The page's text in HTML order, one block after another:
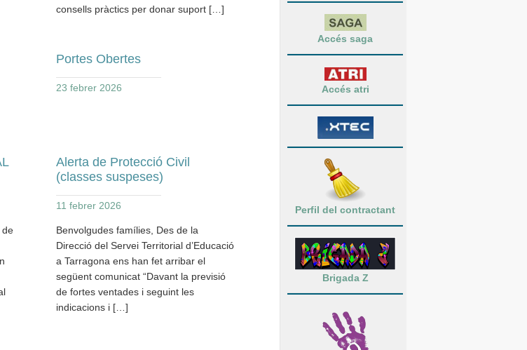
consells pràctics per donar suport […]
Portes Obertes
23 febrer 2026
de
Alerta de Protecció Civil
(classes suspeses)
11 febrer 2026
Benvolgudes famílies, Des de la
Direcció del Servei Territorial d’Educació
a Tarragona ens han fet arribar el
següent comunicat “Davant la previsió
de fortes ventades i seguint les
indicacions i […]
Accés saga
Accés atri
Perfil del contractant
Brigada Z